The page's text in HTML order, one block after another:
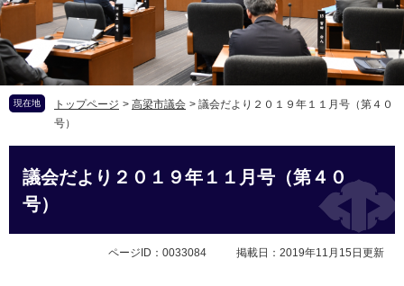
現在地 トップページ > 高梁市議会 > 議会だより２０１９年１１月号（第４０
号）
議会だより２０１９年１１月号（第４０
号）
ページID：0033084 掲載日：2019年11月15日更新